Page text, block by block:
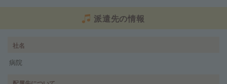
派遣先の情報
社名
病院